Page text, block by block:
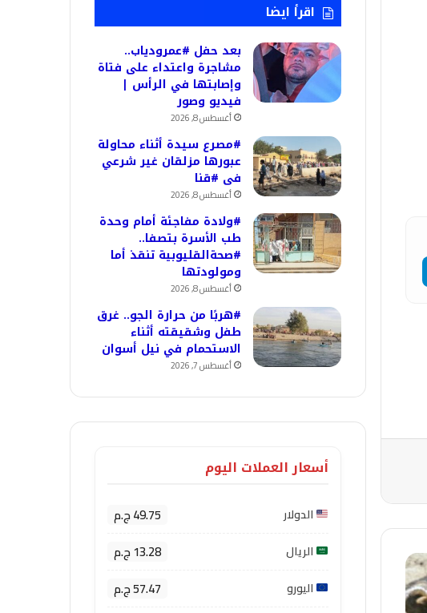
اقرأ ايضا
بعد حفل #عمرودياب..
مشاجرة واعتداء على فتاة
وإصابتها في الرأس |
فيديو وصور
أغسطس 8, 2026
#مصرع سيدة أثناء محاولة
عبورها مزلقان غير شرعي
فى #قنا
أغسطس 8, 2026
#ولادة مفاجئة أمام وحدة
طب الأسرة بتصفا..
#صحةالقليوبية تنقذ أما
ومولودتها
أغسطس 8, 2026
#هربًا من حرارة الجو.. غرق
طفل وشقيقته أثناء
الاستحمام في نيل أسوان
أغسطس 7, 2026
أسعار العملات اليوم
الدولار 49.75 ج.م
الريال 13.28 ج.م
اليورو 57.47 ج.م